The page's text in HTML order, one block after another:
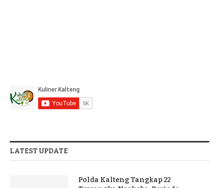
LATEST UPDATE
Polda Kalteng Tangkap 22